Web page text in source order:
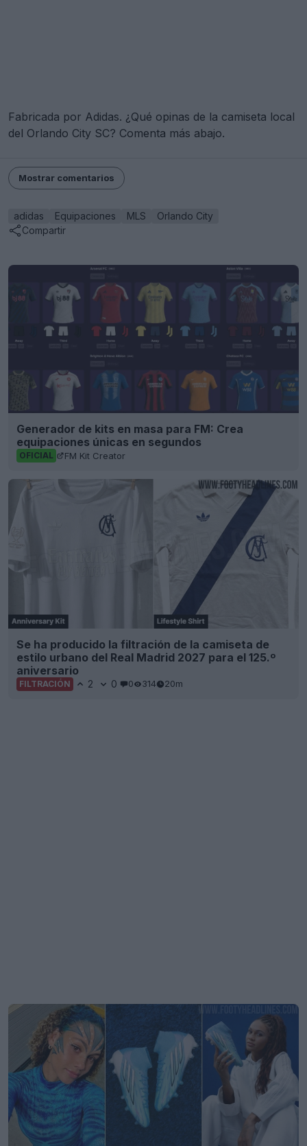
Fabricada por Adidas. ¿Qué opinas de la camiseta local
del Orlando City SC? Comenta más abajo.
Mostrar comentarios
adidas Equipaciones MLS
Orlando City
Compartir
Generador de kits en masa para FM: Crea
equipaciones únicas en segundos
OFICIAL FM Kit Creator
Se ha producido la filtración de la camiseta de
estilo urbano del Real Madrid 2027 para el 125.º
aniversario
FILTRACIÓN 2 0 0 314 20m